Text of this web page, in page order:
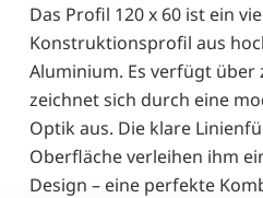
Das Profil 120 x 60 ist ein
Konstruktionsprofil aus
Aluminium. Es verfügt
zeichnet sich durch eine
Optik aus. Die klare
Oberfläche verleihen ihm
Design – eine perfekte